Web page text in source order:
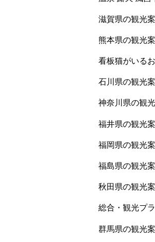
滋賀県の観光
熊本県の観光
看板猫がいる
石川県の観光
神奈川県の観
福井県の観光
福岡県の観光
福島県の観光
秋田県の観光
総合・観光プ
群馬県の観光